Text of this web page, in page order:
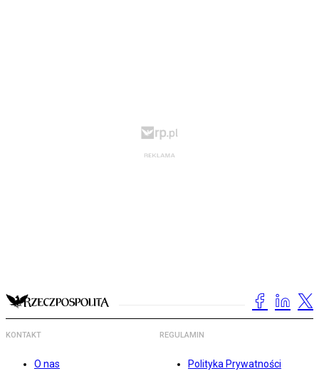
KONTAKT
O nas
REGULAMIN
Polityka Prywatności